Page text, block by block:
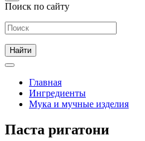
Поиск по сайту
Главная
Ингредиенты
Мука и мучные изделия
Паста ригатони